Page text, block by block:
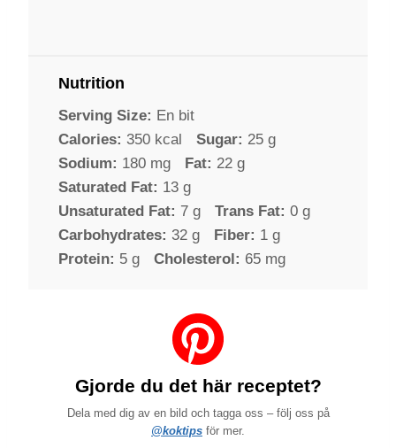
Nutrition
Serving Size: En bit
Calories: 350 kcal Sugar: 25 g
Sodium: 180 mg Fat: 22 g
Saturated Fat: 13 g
Unsaturated Fat: 7 g Trans Fat: 0 g
Carbohydrates: 32 g Fiber: 1 g
Protein: 5 g Cholesterol: 65 mg
Gjorde du det här receptet?
Dela med dig av en bild och tagga oss – följ oss på
@koktips för mer.